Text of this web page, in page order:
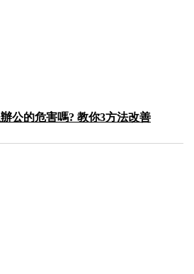
公的危害嗎? 教你3方法改善